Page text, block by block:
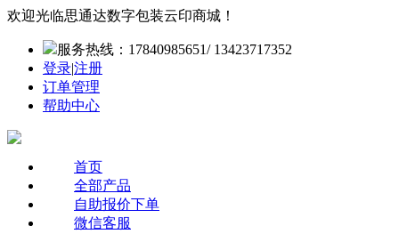
欢迎光临思通达数字包装云印商城！
服务热线：17840985651/ 13423717352
登录|注册
订单管理
帮助中心
首页
全部产品
自助报价下单
微信客服